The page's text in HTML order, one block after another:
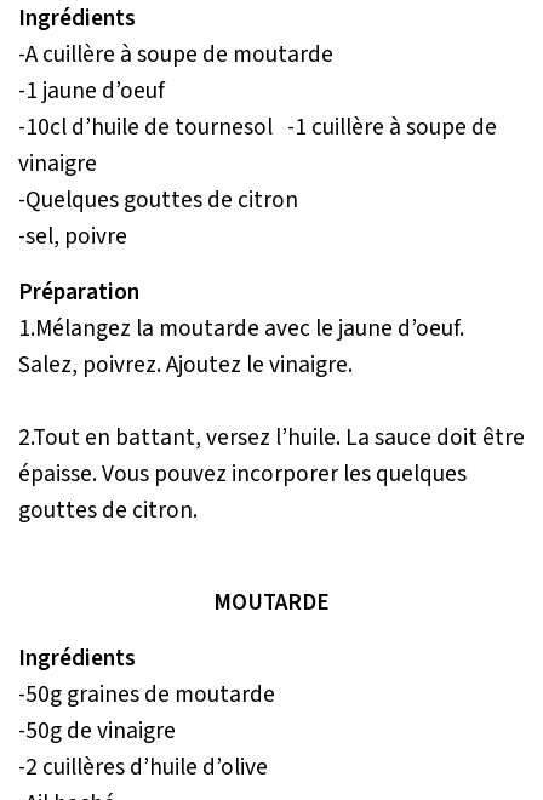
Ingrédients
-A cuillère à soupe de moutarde
-1 jaune d’oeuf
-10cl d’huile de tournesol -1 cuillère à soupe de
vinaigre
-Quelques gouttes de citron
-sel, poivre
Préparation
1.Mélangez la moutarde avec le jaune d’oeuf.
Salez, poivrez. Ajoutez le vinaigre.
2.Tout en battant, versez l’huile. La sauce doit être
épaisse. Vous pouvez incorporer les quelques
gouttes de citron.
MOUTARDE
Ingrédients
-50g graines de moutarde
-50g de vinaigre
-2 cuillères d’huile d’olive